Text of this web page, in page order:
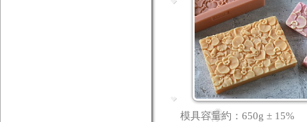
模具容量約：650g ± 15%